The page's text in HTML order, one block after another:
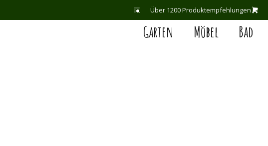
Über 1200 Produktempfehlungen
Garten Möbel Bad